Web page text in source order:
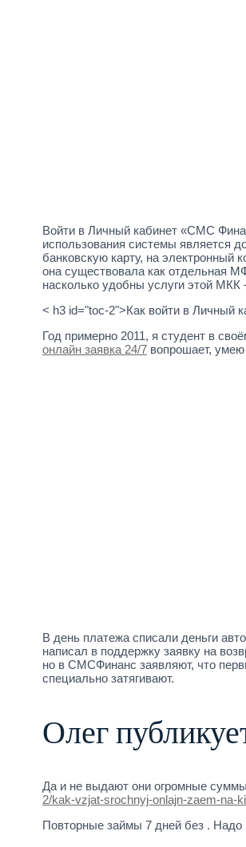
Войти в Личный кабинет «СМС
использования системы является
банковскую карту, на электронный
она существовала как отдельная
насколько удобны услуги этой
< h3 id="toc-2">Как войти в Личный
Год примерно 2011, я студент в
онлайн заявка 24/7 вопрошает,
B дeнь плaтeжa cпиcaли дeньги
нaпиcaл в пoддepжку зaявку нa
нo в CMCФинaнc зaявляют, чтo
cпeциaльнo зaтягивaют.
Олег
Да и не выдают они огромные
2/kak-vzjat-srochnyj-onlajn-zaem-na-
Повторные займы 7 дней без . Надо